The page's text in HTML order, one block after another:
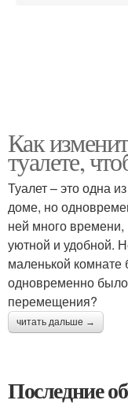
Как
туалете,
Туалет – это одна
доме, но
ней много
уютной и удобной.
маленькой
одновременно было
перемещения?
читать дальше →
Последние